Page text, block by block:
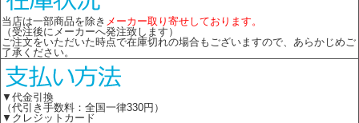
当店は一部商品を除き メーカー取り寄せしております。
（受注後にメーカーへ発注致します）
ご注文をいただいた時点で在庫切れの場合もございますので、あらかじめご
了承ください。
▼代金引換
（代引き手数料：全国一律330円）
▼クレジットカード